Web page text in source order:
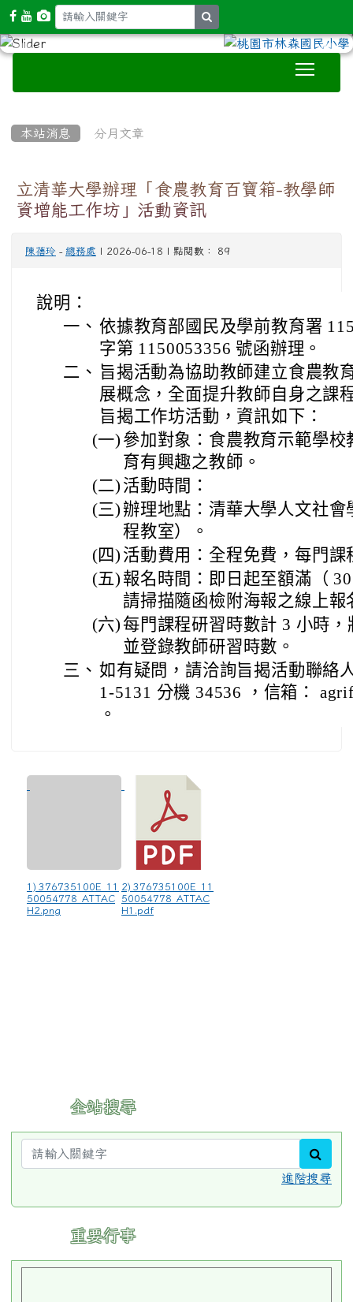
本站消息 分月文章
立清華大學辦理「食農教育百寶箱-教學師
資增能工作坊」活動資訊
陳蓓玲 - 總務處 | 2026-06-18 | 點閱數： 89
說明：
一、 依據教育部國民及學前教育署
字第 1150053356 號函辦理。
二、 旨揭活動為協助教師建立食農教
展概念，全面提升教師自身之課
旨揭工作坊活動，資訊如下：
(一) 參加對象：食農教育示範學
育有興趣之教師。
(二) 活動時間：
(三)辦理地點：清華大學人文社
程教室）。
(四) 活動費用：全程免費，每門課
(五) 報名時間：即日起至額滿（
請掃描隨函檢附海報之線上報
(六) 每門課程研習時數計 3 小時
並登錄教師研習時數。
三、 如有疑問，請洽詢旨揭活動聯絡
1-5131 分機 34536 ，信箱：
。
1) 376735100E_11
50054778_ATTAC
H2.png
2) 376735100E_11
50054778_ATTAC
H1.pdf
全站搜尋
進階搜尋
重要行事